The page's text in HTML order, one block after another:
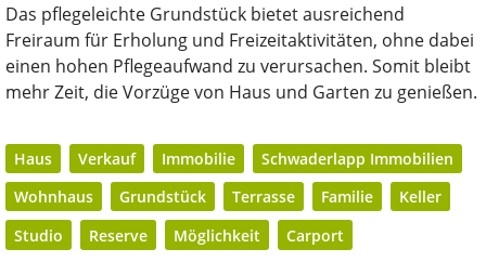
Das pflegeleichte Grundstück bietet ausreichend
Freiraum für Erholung und Freizeitaktivitäten, ohne dabei
einen hohen Pflegeaufwand zu verursachen. Somit bleibt
mehr Zeit, die Vorzüge von Haus und Garten zu genießen.
Haus Verkauf Immobilie
Schwaderlapp Immobilien
Wohnhaus
Grundstück Terrasse Familie
Keller
Studio
Reserve Möglichkeit Carport